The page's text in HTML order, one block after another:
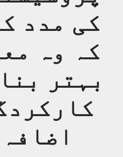
کی مدد
کہ وہ
بہتر